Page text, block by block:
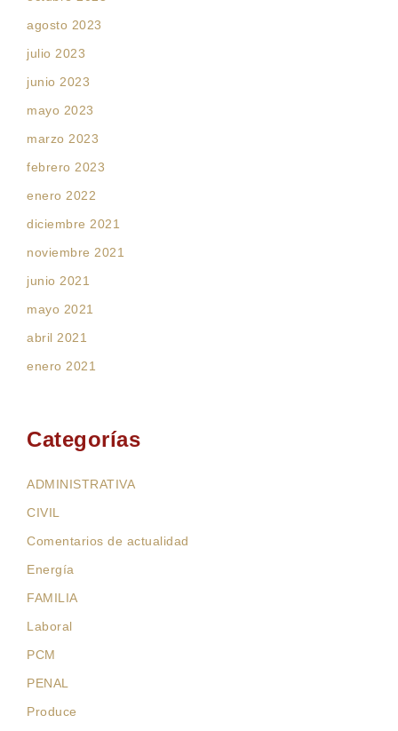
agosto 2023
julio 2023
junio 2023
mayo 2023
marzo 2023
febrero 2023
enero 2022
diciembre 2021
noviembre 2021
junio 2021
mayo 2021
abril 2021
enero 2021
Categorías
ADMINISTRATIVA
CIVIL
Comentarios de actualidad
Energía
FAMILIA
Laboral
PCM
PENAL
Produce